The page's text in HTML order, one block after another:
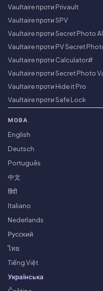
Vaultaire проти Privault
Vaultaire проти SPV
Vaultaire проти Secret Photo
Vaultaire проти PV Secret
Vaultaire проти Calculator#
Vaultaire проти Secret Photo
Vaultaire проти Hide it Pro
Vaultaire проти Safe Lock
МОВА
English
Deutsch
Português
中文
हिंदी
Italiano
Nederlands
Русский
ไทย
Tiếng Việt
Українська